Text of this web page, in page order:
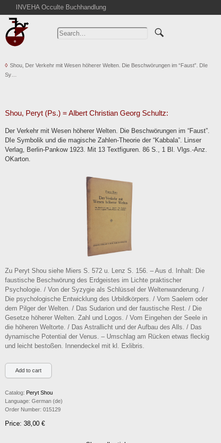
INVEHA Occulte Buchhandlung
Home
Advanced Search
Cart
Abbreviations
Contact
Terms
Withdrawal
Shou, Der Verkehr mit Wesen höherer Welten. Die Beschwörungen im “Faust”. DIe
Sy…
Shou, Peryt (Ps.) = Albert Christian Georg Schultz:
Der Verkehr mit Wesen höherer Welten. Die Beschwörungen im “Faust”.
DIe Symbolik und die magische Zahlen-Theorie der “Kabbala”. Linser
Verlag, Berlin-Pankow 1923. Mit 13 Textfiguren. 86 S., 1 Bl. Vlgs.-Anz.
OKarton.
Zu Peryt Shou siehe Miers S. 572 u. Lenz S. 156. – Aus d. Inhalt: Die
faustische Beschwörung des Erdgeistes im Lichte praktischer
Psychologie. / Von der Syzygie als Schlüssel der Weltenwanderung. /
Die psychologische Entwicklung des Urbildkörpers. / Vom Saelem oder
dem Pilger der Welten. / Das Sudarion und der faustische Rest. / Die
Gesetze höherer Welten. Zahl und Logos. / Vom Eingehen der Seele in
die höheren Weltorte. / Das Astrallicht und der Aufbau des Alls. / Das
dynamische Potential der Venus. – Umschlag am Rücken etwas fleckig
und leicht bestoßen. Innendeckel mit kl. Exlibris.
Catalog: Peryt Shou
Language: German (de)
Order Number: 015129
Price: 38,00 €